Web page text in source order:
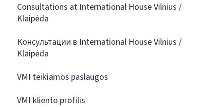
Consultations at International House Vilnius /
Klaipėda
Консультации в International House Vilnius /
Klaipėda
VMI teikiamos paslaugos
VMI kliento profilis